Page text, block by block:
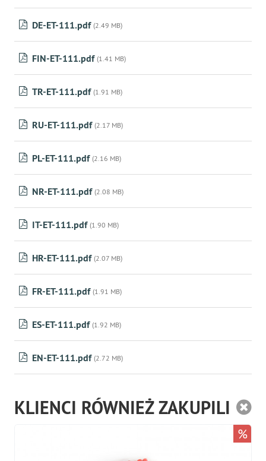
DE-ET-111.pdf (2.49 MB)
FIN-ET-111.pdf (1.41 MB)
TR-ET-111.pdf (1.91 MB)
RU-ET-111.pdf (2.17 MB)
PL-ET-111.pdf (2.16 MB)
NR-ET-111.pdf (2.08 MB)
IT-ET-111.pdf (1.90 MB)
HR-ET-111.pdf (2.07 MB)
FR-ET-111.pdf (1.91 MB)
ES-ET-111.pdf (1.92 MB)
EN-ET-111.pdf (2.72 MB)
KLIENCI RÓWNIEŻ ZAKUPILI
%